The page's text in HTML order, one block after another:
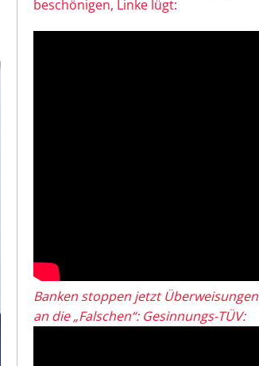
beschönigen, Linke lügt:
Banken stoppen jetzt Überweisungen
an die „Falschen“: Gesinnungs-TÜV: